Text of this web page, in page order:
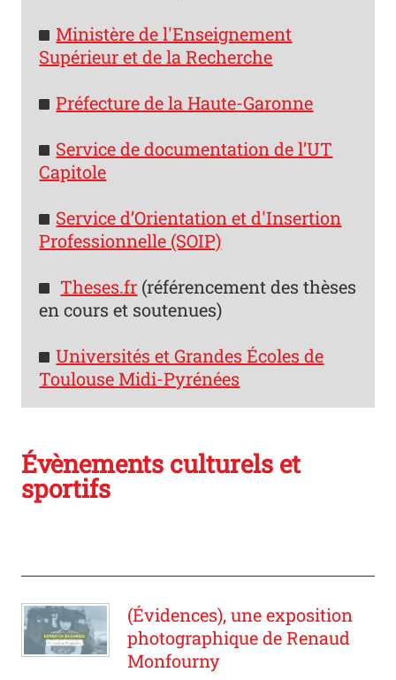
Ministère de l'Enseignement
Supérieur et de la Recherche
Préfecture de la Haute-Garonne
Service de documentation de l’UT
Capitole
Service d’Orientation et d'Insertion
Professionnelle (SOIP)
Theses.fr (référencement des thèses
en cours et soutenues)
Universités et Grandes Écoles de
Toulouse Midi-Pyrénées
Évènements culturels et
sportifs
(Évidences), une exposition
photographique de Renaud
Monfourny